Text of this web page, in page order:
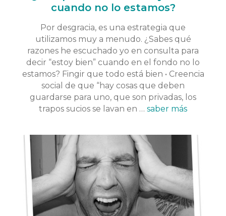
cuando no lo estamos?
Por desgracia, es una estrategia que
utilizamos muy a menudo. ¿Sabes qué
razones he escuchado yo en consulta para
decir “estoy bien” cuando en el fondo no lo
estamos? Fingir que todo está bien • Creencia
social de que “hay cosas que deben
guardarse para uno, que son privadas, los
trapos sucios se lavan en … saber más